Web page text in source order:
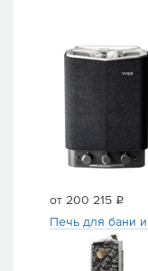
от 200 215 i
Печь для бани